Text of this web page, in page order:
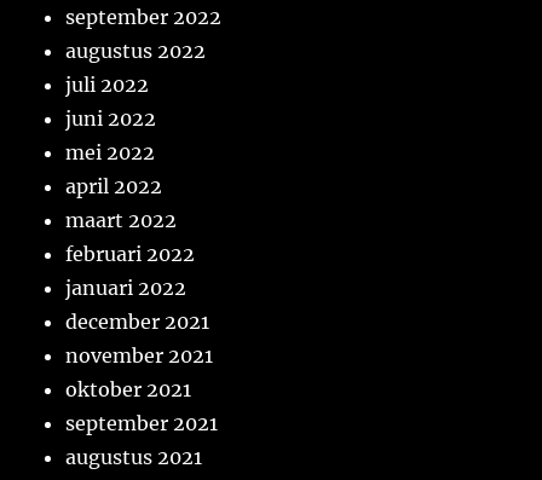
september 2022
augustus 2022
juli 2022
juni 2022
mei 2022
april 2022
maart 2022
februari 2022
januari 2022
december 2021
november 2021
oktober 2021
september 2021
augustus 2021